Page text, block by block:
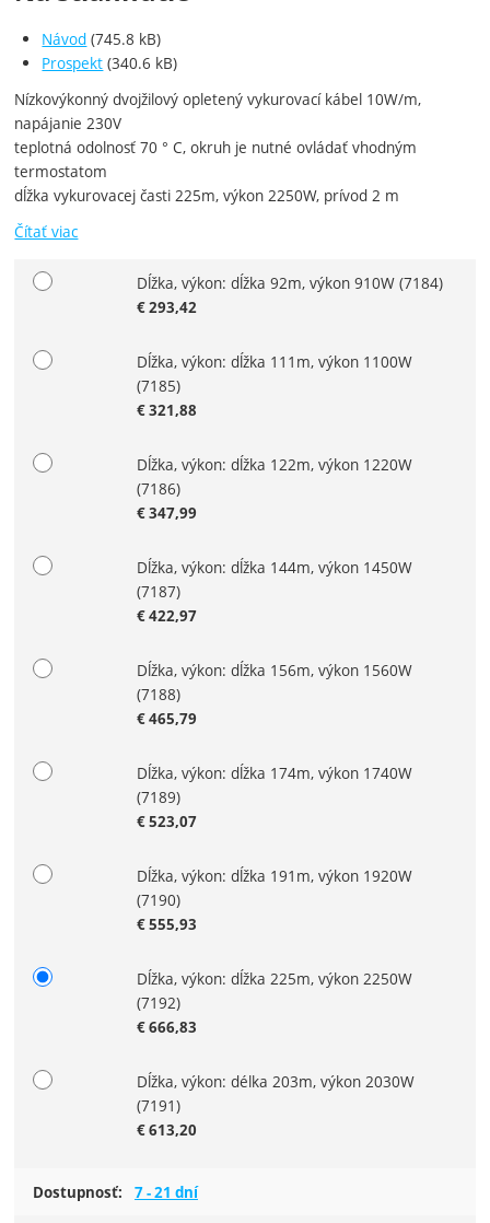
Návod (745.8 kB)
Prospekt (340.6 kB)
Nízkovýkonný dvojžilový opletený vykurovací kábel 10W/m,
napájanie 230V
teplotná odolnosť 70 ° C, okruh je nutné ovládať vhodným
termostatom
dĺžka vykurovacej časti 225m, výkon 2250W, prívod 2 m
Čítať viac
Zvoľte variantDĺžka, výkon: dĺžka 92m, výkon 910W(7184)
€293,42
Dĺžka, výkon: dĺžka 111m, výkon 1100W
(7185)
€321,88
Dĺžka, výkon: dĺžka 122m, výkon 1220W
(7186)
€347,99
Dĺžka, výkon: dĺžka 144m, výkon 1450W
(7187)
€422,97
Dĺžka, výkon: dĺžka 156m, výkon 1560W
(7188)
€465,79
Dĺžka, výkon: dĺžka 174m, výkon 1740W
(7189)
€523,07
Dĺžka, výkon: dĺžka 191m, výkon 1920W
(7190)
€555,93
Dĺžka, výkon: dĺžka 225m, výkon 2250W
(7192)
€666,83
Dĺžka, výkon: délka 203m, výkon 2030W
(7191)
€613,20
Dostupnosť: 7 - 21 dní